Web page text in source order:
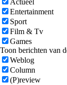
Actueel
Entertainment
Sport
Film & Tv
Games
Toon berichten van
Weblog
Column
(P)review